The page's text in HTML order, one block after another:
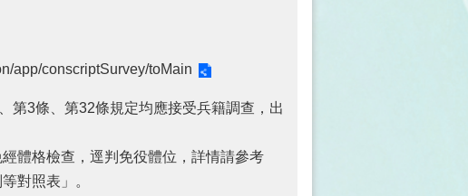
app/conscriptSurvey/toMain
第3條、第32條規定均應接受兵籍調查，出
體格檢查，逕判免役體位，詳情請參考
對照表」。